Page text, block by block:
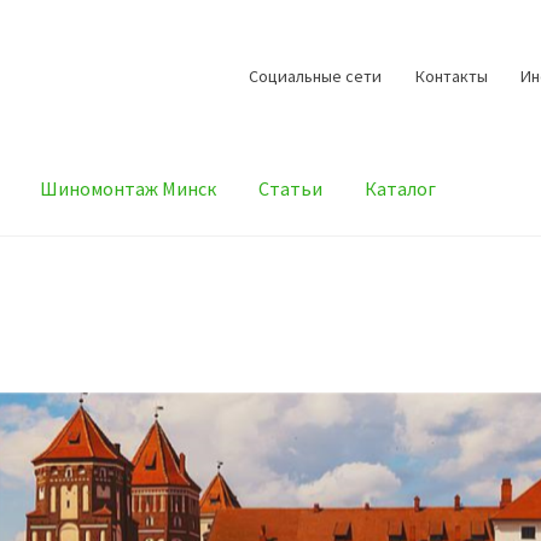
Cоциальные сети Контакты
Шиномонтаж Минск Статьи Каталог